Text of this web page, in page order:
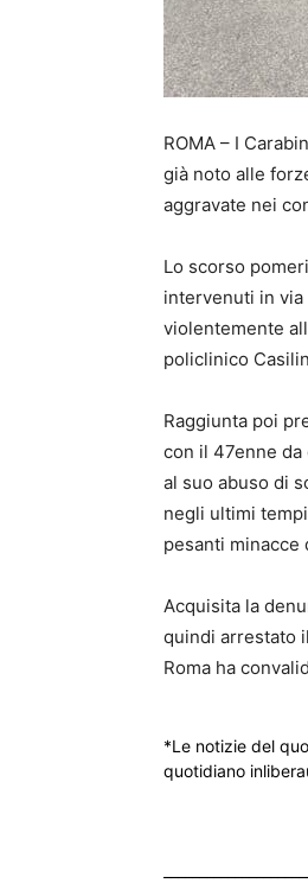
ROMA – I
già noto alle
aggravate nei
Lo scorso
intervenuti in via
violentemente
policlinico
Raggiunta poi
con il 47enne
al suo abuso di
negli ultimi
pesanti minacce
Acquisita la
quindi arrestato
Roma ha
*Le notizie del
quotidiano